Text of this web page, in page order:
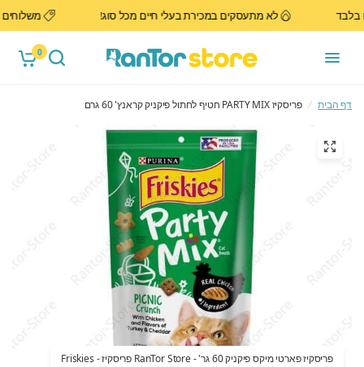
לא מתעסקים במכירת בעלי חיים מכל סוג! בלבד
0
דף הבית / פריסקיז PARTY MIX חטיף לחתול פיקניק קראנץ' 60 גרם
פריסקיז פארטי מיקס פיקניק 60 גר' - RanTor Store פריסקיז - Friskies